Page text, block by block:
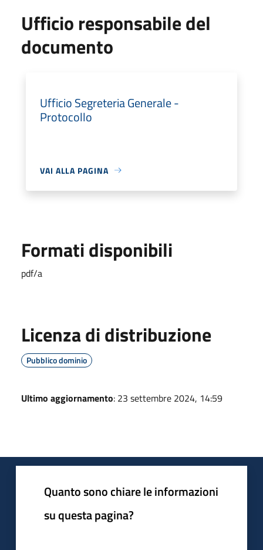
Ufficio responsabile del
documento
Ufficio Segreteria Generale -
Protocollo
VAI ALLA PAGINA
Formati disponibili
pdf/a
Licenza di distribuzione
Pubblico dominio
Ultimo aggiornamento: 23 settembre 2024, 14:59
Quanto sono chiare le informazioni
su questa pagina?